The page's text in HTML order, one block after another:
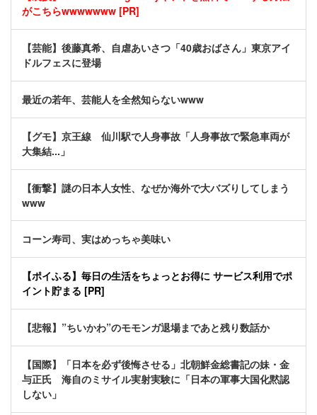
がこちらwwwwwww [PR]
【芸能】後藤真希、自虐あいさつ「40歳おばさん」東京アイ
ドルフェスに登場
最近の若年、芸能人を全然知らないwww
【グモ】京王線 仙川駅で人身事故「人身事故で緊急車両が
大集結...」
【衝撃】謎の日本人女性、なぜか海外で大バズりしてしまう
www
コーン寿司、実はめっちゃ美味い
【ポイふる】毎日の生活をちょっとお得に サービス利用でポ
イント貯まる [PR]
【悲報】”ちいかわ”のモモンガ退場まであと残り数話か
【国際】「日本を必ず後悔させる」北朝鮮金総書記の妹・金
与正氏 海自のミサイル実射実験に「日本の軍事大国化黙認
しない」